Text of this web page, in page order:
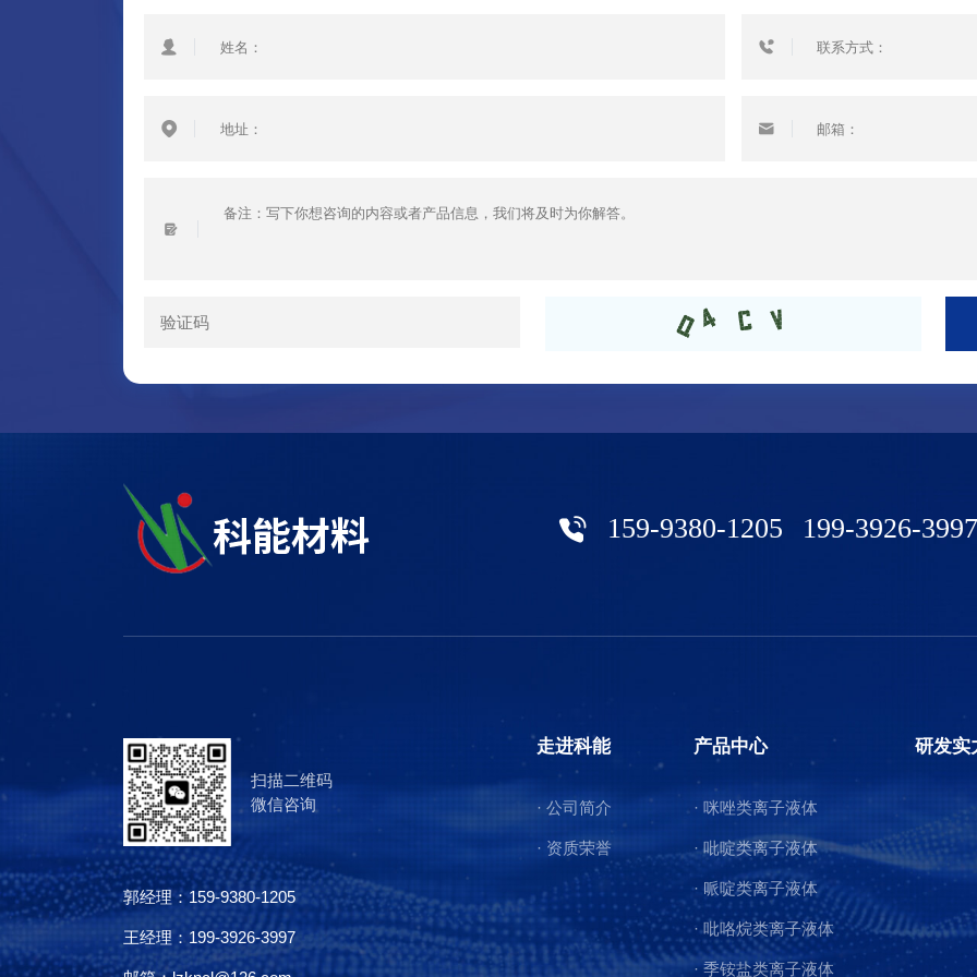
159-9380-1205 199-3926-
扫描二维码
微信咨询
郭经理：159-9380-1205
王经理： 199-3926-3997
走进科能
· 公司简介
· 资质荣誉
产品中心
· 咪唑类离子液体
· 吡啶类离子液体
· 哌啶类离子液体
· 吡咯烷类离子液体
· 季铵盐类离子液体
研发实